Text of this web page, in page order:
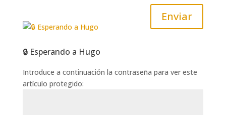
Enviar
🔒 Esperando a Hugo
Introduce a continuación la contraseña para ver este
artículo protegido: